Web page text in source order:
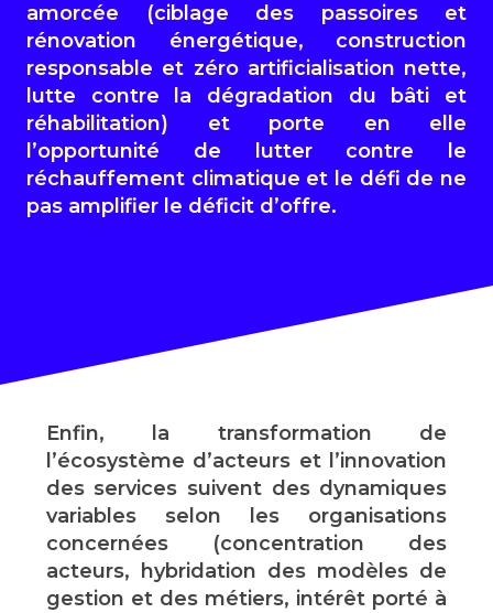
amorcée (ciblage des passoires et
rénovation énergétique, construction
responsable et zéro artificialisation nette,
lutte contre la dégradation du bâti et
réhabilitation) et porte en elle
l’opportunité de lutter contre le
réchauffement climatique et le défi de ne
pas amplifier le déficit d’offre.
Enfin, la transformation de
l’écosystème d’acteurs et l’innovation
des services suivent des dynamiques
variables selon les organisations
concernées (concentration des
acteurs, hybridation des modèles de
gestion et des métiers, intérêt porté à